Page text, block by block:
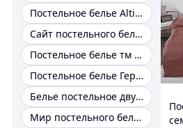
Постельное белье Altinbasak
Сайт постельного белья
Постельное белье тм tag отзывы
Постельное белье Германия
Белье постельное двуспальное 100 хлопок
Мир постельного белья